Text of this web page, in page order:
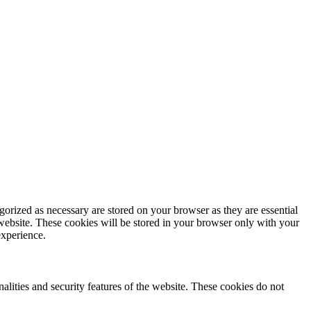
as necessary are stored on your browser as they are essential
These cookies will be stored in your browser only with your
and security features of the website. These cookies do not